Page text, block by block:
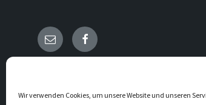
Wir verwenden Cookies, um unsere Website und unseren
Email Facebook